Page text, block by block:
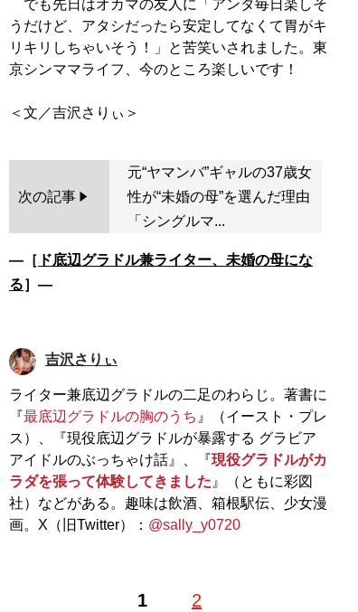
でも先日はオカマの友人に「アンタ毎日楽しそ
うだけど、アタシだったら安定してなくて胃がキ
リキリしちゃいそう！」と苦笑いされました。東
京シンママライフ、今のところ楽しいです！
次の記事
元“ヤマンバ”ギャルの37歳女
性が“未婚の母”を選んだ理由
「シングルマ...
―［ ド底辺グラドル兼ライター、未婚の母にな
る］―
吉沢さりぃ
ライター兼底辺グラドルの二足のわらじ。著書に
『最底辺グラドルの胸のうち 』（イースト・プレ
ス）、『現役底辺グラドルが暴露する グラビア
アイドルのぶっちゃけ話』、『現役グラドルがカ
ラダを張って体験してきました 』（ともに彩図
社）などがある。趣味は飲酒、箱根駅伝、少女漫
画。X（旧Twitter）： @sally_y0720
1 2